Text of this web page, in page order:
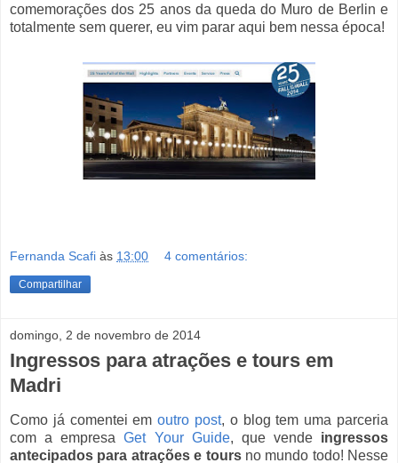
comemorações dos 25 anos da queda do Muro de Berlin e
totalmente sem querer, eu vim parar aqui bem nessa época!
Fernanda Scafi às 13:00 4 comentários:
Compartilhar
domingo, 2 de novembro de 2014
Ingressos para atrações e tours em
Madri
Como já comentei emoutro post, o blog tem uma parceria
com a empresaGet Your Guide, que vende ingressos
antecipados para atrações e tours no mundo todo! Nesse